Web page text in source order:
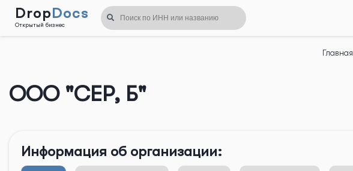
DropDocs
Открытый бизнес
Главная
ООО "СЕР, Б"
Информация об организации: